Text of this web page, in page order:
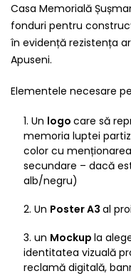
Casa Memorială
fonduri pentru
în evidență rezistența
Apuseni.
Elementele necesare
Un logo care să
memoria luptei
color cu
secundare – dacă
alb/negru)
Un Poster A3 al
un Mockup la
identitatea vizuală
reclamă digitală,